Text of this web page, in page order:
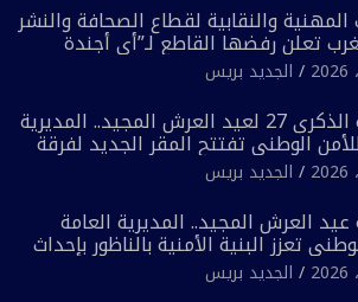
المهنية والنقابية لقطاع الصحافة والنشر
تعلن رفضها القاطع لـ”أي أجندة
مُعدة على مقاس سياسي ومصلحي
الجديد بريس
بمناسبة الذكرى 27 لعيد العرش المجيد.. المديرية
الوطني تفتتح المقر الجديد لفرقة
بفاس
الجديد بريس
عيد العرش المجيد.. المديرية العامة
تعزز البنية الأمنية بالناظور بإحداث
الجديد بريس